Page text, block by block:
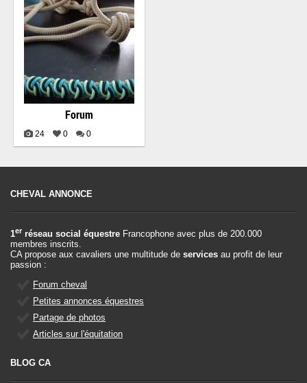
Forum
24 0 0
CHEVAL ANNONCE
1er réseau social équestre Francophone avec plus de 200.000
membres inscrits.
CA propose aux cavaliers une multitude de services au profit de leur
passion :
Forum cheval
Petites annonces équestres
Partage de photos
Articles sur l'équitation
BLOG CA